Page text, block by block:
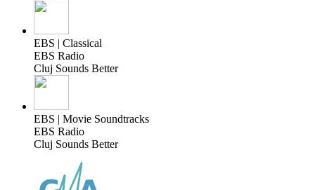
EBS | Classical
EBS Radio
Cluj Sounds Better
EBS | Movie Soundtracks
EBS Radio
Cluj Sounds Better